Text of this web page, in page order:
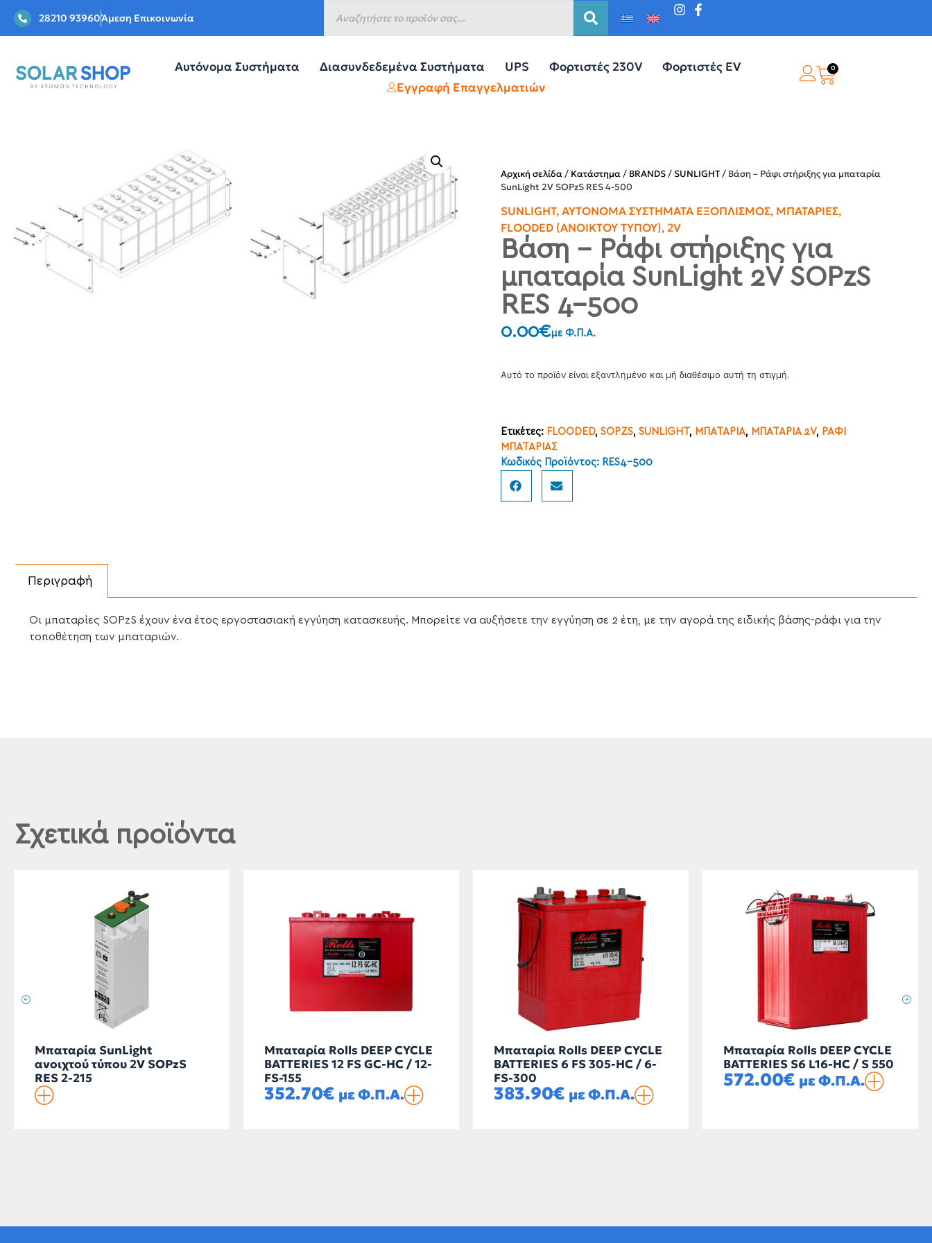
28210 93960Άμεση Επικοινωνία
Αυτόνομα Συστήματα Διασυνδεδεμένα Συστήματα UPS Φορτιστές 230V
Φορτιστές EV
Εγγραφή Επαγγελματιών
0
Αρχική σελίδα/ Κατάστημα/ BRANDS/ SUNLIGHT/ Βάση – Ράφι στήριξης για μπαταρία
SunLight 2V SOPzS RES 4-500
SUNLIGHT, ΑΥΤΌΝΟΜΑ ΣΥΣΤΉΜΑΤΑ ΕΞΟΠΛΙΣΜΌΣ, ΜΠΑΤΑΡΊΕΣ,
FLOODED (ΑΝΟΙΚΤΟΎ ΤΎΠΟΥ), 2V
Βάση – Ράφι στήριξης για
μπαταρία SunLight 2V SOPzS
RES 4-500
0.00€με Φ.Π.Α.
Αυτό το προϊόν είναι εξαντλημένο και μή διαθέσιμο αυτή τη στιγμή.
Ετικέτες: FLOODED, SOPZS, SUNLIGHT, ΜΠΑΤΑΡΙΑ, ΜΠΑΤΑΡΙΑ 2V, ΡΑΦΙ
ΜΠΑΤΑΡΙΑΣ
Κωδικός Προϊόντος: RES4-500
Περιγραφή
Οι μπαταρίες SOPzS έχουν ένα έτος εργοστασιακή εγγύηση κατασκευής. Μπορείτε να αυξήσετε την εγγύηση σε 2 έτη, με την αγορά της ειδικής βάσης-ράφι για την
τοποθέτηση των μπαταριών.
Σχετικά προϊόντα
Μπαταρία SunLight
ανοιχτού τύπου 2V SOPzS
RES 2-215
Μπαταρία Rolls DEEP CYCLE
BATTERIES 12 FS GC-HC / 12-
FS-155
352.70€ με Φ.Π.Α.
Μπαταρία Rolls DEEP CYCLE
BATTERIES 6 FS 305-HC / 6-
FS-300
383.90€ με Φ.Π.Α.
Μπαταρία Rolls DEEP CYCLE
BATTERIES S6 L16-HC / S 550
572.00€ με Φ.Π.Α.